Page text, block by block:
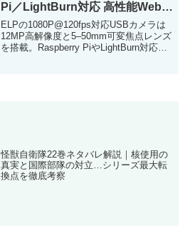
Pi／LightBurn対応 高性能Webカ
メラ
ELPの1080P@120fps対応USBカメラは
12MP高解像度と5–50mm可変焦点レンズ
を搭載。Raspberry PiやLightBurn対応
怪獣自衛隊22巻ネタバレ解説｜核使用の
真実と国際部隊の対立…シリーズ最大転
換点を徹底考察